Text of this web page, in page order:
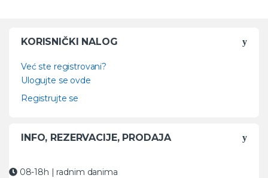
KORISNIČKI NALOG
Već ste registrovani?
Ulogujte se ovde
Registrujte se
INFO, REZERVACIJE, PRODAJA
08-18h | radnim danima